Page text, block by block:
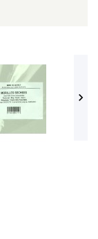
